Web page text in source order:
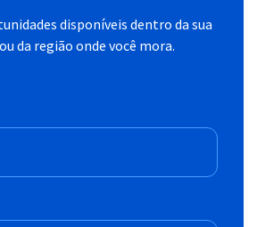
disponíveis dentro da sua
da região onde você mora.